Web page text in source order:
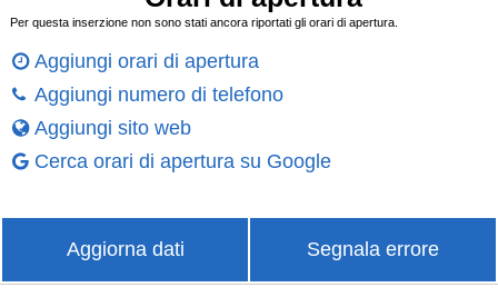
Per questa inserzione non sono stati ancora riportati gli orari di apertura.
Aggiungi orari di apertura
Aggiungi numero di telefono
Aggiungi sito web
Cerca orari di apertura su Google
Aggiorna dati Segnala errore